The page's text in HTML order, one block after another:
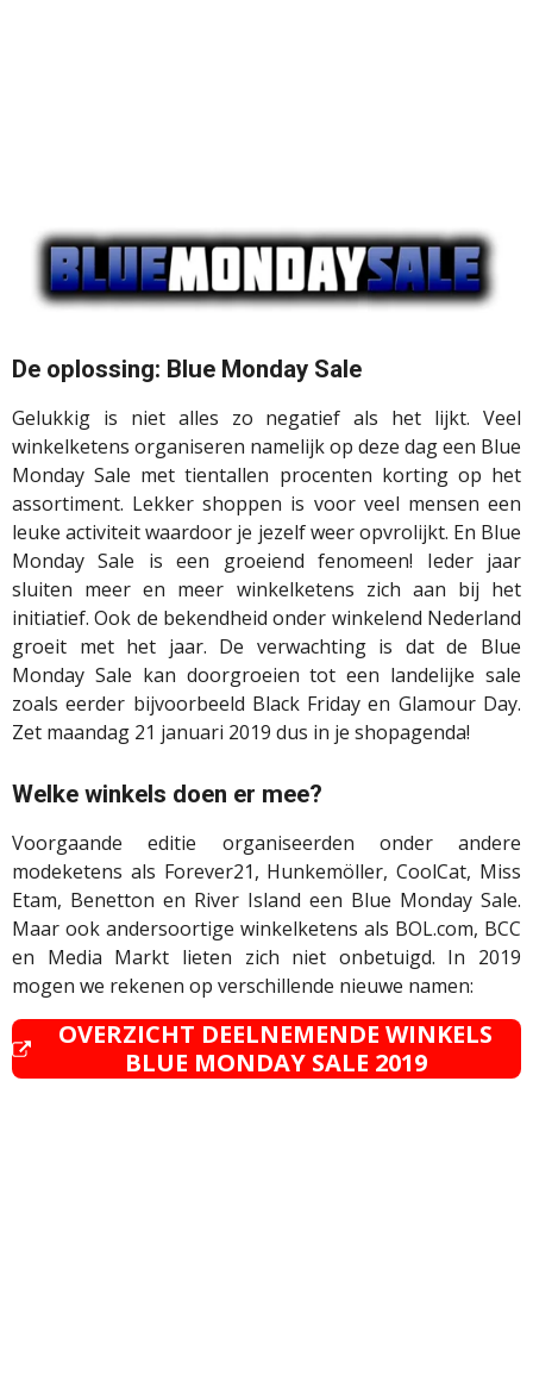
De oplossing: Blue Monday Sale
Gelukkig is niet alles zo negatief als het lijkt. Veel
winkelketens organiseren namelijk op deze dag een Blue
Monday Sale met tientallen procenten korting op het
assortiment. Lekker shoppen is voor veel mensen een
leuke activiteit waardoor je jezelf weer opvrolijkt. En Blue
Monday Sale is een groeiend fenomeen! Ieder jaar
sluiten meer en meer winkelketens zich aan bij het
initiatief. Ook de bekendheid onder winkelend Nederland
groeit met het jaar. De verwachting is dat de Blue
Monday Sale kan doorgroeien tot een landelijke sale
zoals eerder bijvoorbeeld Black Friday en Glamour Day.
Zet maandag 21 januari 2019 dus in je shopagenda!
Welke winkels doen er mee?
Voorgaande editie organiseerden onder andere
modeketens als Forever21, Hunkemöller, CoolCat, Miss
Etam, Benetton en River Island een Blue Monday Sale.
Maar ook andersoortige winkelketens als BOL.com, BCC
en Media Markt lieten zich niet onbetuigd. In 2019
mogen we rekenen op verschillende nieuwe namen:
OVERZICHT DEELNEMENDE WINKELS
BLUE MONDAY SALE 2019